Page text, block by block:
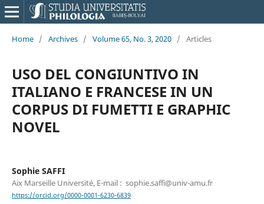
Home / Archives / Volume 65, No. 3, 2020 / Articles
USO DEL CONGIUNTIVO IN
ITALIANO E FRANCESE IN UN
CORPUS DI FUMETTI E GRAPHIC
NOVEL
Sophie SAFFI
Aix Marseille Université, E-mail : sophie.saffi@univ-amu.fr
https://orcid.org/0000-0001-6230-6839